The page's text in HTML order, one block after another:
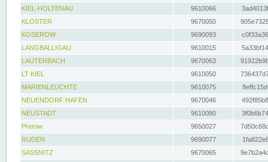
KIEL-HOLTENAU
9610066
KLOSTER
9670050
KOSEROW
9690093
LANGBALLIGAU
9610015
LAUTERBACH
9670063
LT KIEL
9610050
MARIENLEUCHTE
9610075
NEUENDORF HAFEN
9670046
NEUSTADT
9610080
Prerow
9650027
RUDEN
9690077
SASSNITZ
9670065